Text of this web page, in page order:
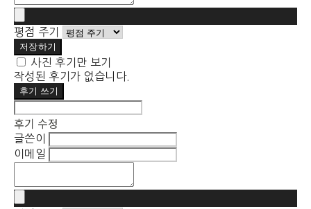
평점 주기
저장하기
사진 후기만 보기
작성된 후기가 없습니다.
후기 쓰기
후기 수정
글쓴이
이메일